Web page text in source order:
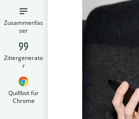
Zusammenfas
ser
Zitiergenerato
r
Quillbot für
Chrome